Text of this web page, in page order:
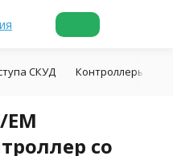
СКУД Контроллеры
EM
со